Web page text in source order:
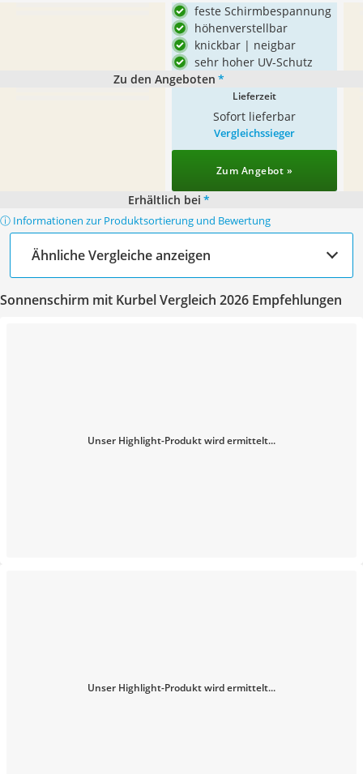
feste Schirmbespannung
höhenverstellbar
knickbar | neigbar
sehr hoher UV-Schutz
Zu den Angeboten *
Lieferzeit
Sofort lieferbar
Vergleichssieger
Zum Angebot »
Erhältlich bei *
ⓘ Informationen zur Produktsortierung und Bewertung
Ähnliche Vergleiche anzeigen
Sonnenschirm mit Kurbel Vergleich 2026 Empfehlungen
Unser Highlight-Produkt wird ermittelt...
Unser Highlight-Produkt wird ermittelt...